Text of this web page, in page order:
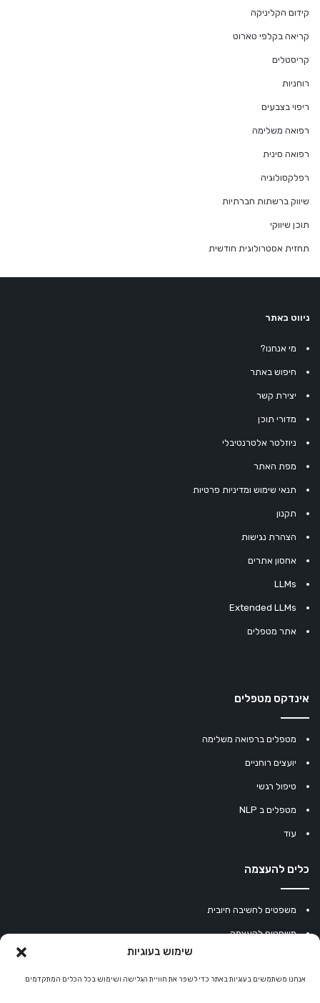
שימוש בעוגיות
אנחנו משתמשים בעוגיות באתר כדי לשפר את חוויית הגלישה ושימוש בכל הכלים המתקדמים
קידום הקליניקה
קריאה בקלפי טארוט
קריסטלים
רוחניות
ריפוי בצבעים
רפואה משלימה
רפואה סינית
רפלקסולוגיה
שיווק ברשתות חברתיות
תוכן שיווקי
תחזית אסטרולוגית חודשית
ניווט באתר
מי אנחנו?
חיפוש באתר
יצירת קשר
מדורי תוכן
ניוזלטר אלטרנטיבלי
מפת האתר
תנאי שימוש ומדיניות פרטיות
תקנון
הצהרת נגישות
אחסון אתרים
LLMs
Extended LLMs
אתר מטפלים
אינדקס מטפלים
מטפלים ברפואה משלימה
יועצים רוחניים
טיפול רגשי
מטפלים ב NLP
עוד
כלים להעצמה
משפטים לחשיבה חיובית
משפטים להעצמה
מחשבון נומרולוגיה